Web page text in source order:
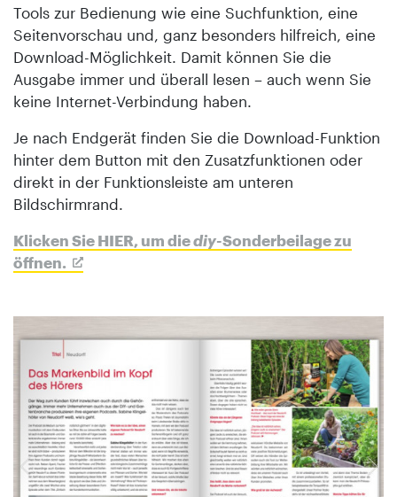
Tools zur Bedienung wie eine Suchfunktion, eine
Seitenvorschau und, ganz besonders hilfreich, eine
Download-Möglichkeit. Damit können Sie die
Ausgabe immer und überall lesen – auch wenn Sie
keine Internet-Verbindung haben.
Je nach Endgerät finden Sie die Download-Funktion
hinter dem Button mit den Zusatzfunktionen oder
direkt in der Funktionsleiste am unteren
Bildschirmrand.
Klicken Sie HIER, um diediy-Sonderbeilage zu
öffnen.